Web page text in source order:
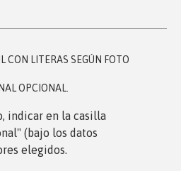
CON LITERAS SEGÚN FOTO
OPCIONAL.
indicar en la casilla
(bajo los datos
elegidos.